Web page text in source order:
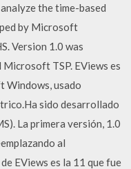
the time-based
by Microsoft
Version 1.0 was
TSP. EViews es
Windows, usado
sido desarrollado
La primera versión, 1.0
al
EViews es la 11 que fue